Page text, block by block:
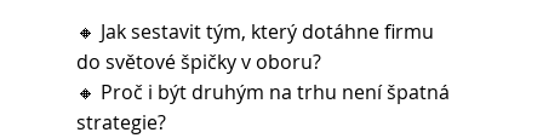
🔸 Jak sestavit tým, který dotáhne firmu
do světové špičky v oboru?
🔸 Proč i být druhým na trhu není špatná
strategie?